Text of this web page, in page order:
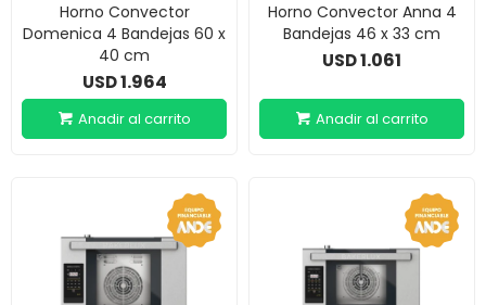
Horno Convector
Domenica 4 Bandejas 60 x
40 cm
USD1.964
Horno Convector Anna 4
Bandejas 46 x 33 cm
USD1.061